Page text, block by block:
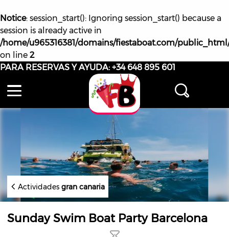
Notice: session_start(): Ignoring session_start() because a
session is already active in
/home/u965316381/domains/fiestaboat.com/
on line 2
PARA RESERVAS Y AYUDA: +34 648 895 601
Actividades gran canaria
Sunday Swim Boat Party Barcelona